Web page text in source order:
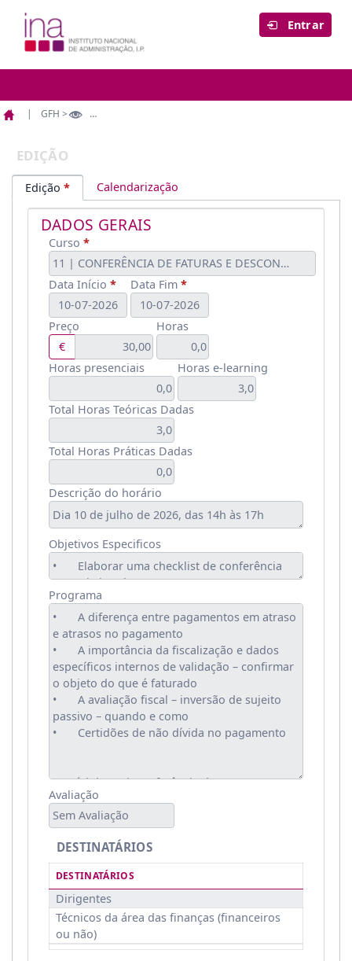
Entrar
GFH >
Edição
EDIÇÃO
Edição Calendarização
DADOS GERAIS
Curso
11 | CONFERÊNCIA DE FATURAS E DESCONFORMIDADES
Data Início
Data Fim
Preço
€
Horas
Horas presenciais Horas e-learning
Total Horas Teóricas Dadas
Total Horas Práticas Dadas
Descrição do horário
Objetivos Especificos
Programa
Avaliação
Sem Avaliação
DESTINATÁRIOS
DESTINATÁRIOS
Dirigentes
Técnicos da área das finanças (financeiros
ou não)